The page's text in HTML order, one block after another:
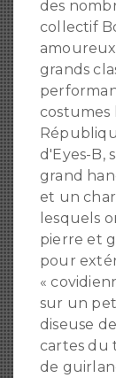
des
collectif
grands
costumes
d'Eyes-B,
grand
et un
lesquels
pierre et
pour
«
sur un
diseuse
cartes du
de